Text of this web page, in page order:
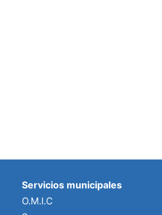
Servicios municipales
O.M.I.C